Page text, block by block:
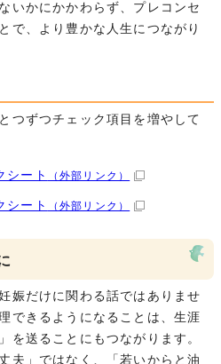
いかにかかわらず、プレコンセ
で、より豊かな人生につながり
つずつチェック項目を増やして
シート （外部リンク）
シート （外部リンク）
娠だけに関わる話ではありませ
できるようになることは、生涯
を送ることにもつながります。
夫」ではなく、「若いからと油